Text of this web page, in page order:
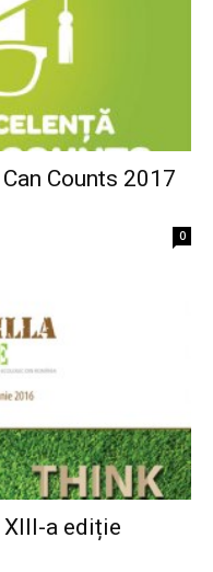
Counts 2017
0
a ediție